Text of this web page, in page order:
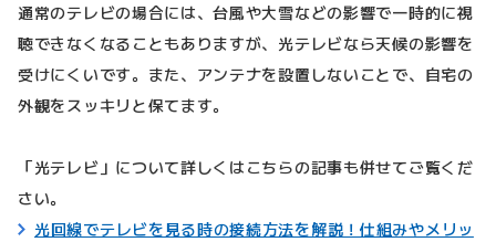
通常のテレビの場合には、台風や大雪などの影響で一時的に視
聴できなくなることもありますが、光テレビなら天候の影響を
受けにくいです。また、アンテナを設置しないことで、自宅の
外観をスッキリと保てます。
「光テレビ」について詳しくはこちらの記事も併せてご覧くだ
さい。
光回線でテレビを見る時の接続方法を解説！仕組みやメリッ